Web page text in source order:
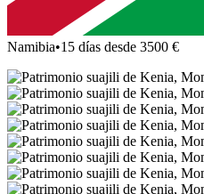
Namibia•15 días desde 3500 €